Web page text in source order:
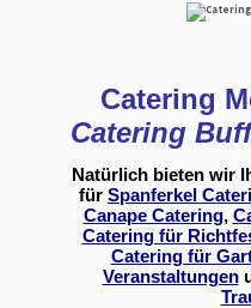
Catering
Catering
Natürlich bieten wir
für Spanferkel
Canape Catering,
Catering für
Catering für
Veranstaltungen